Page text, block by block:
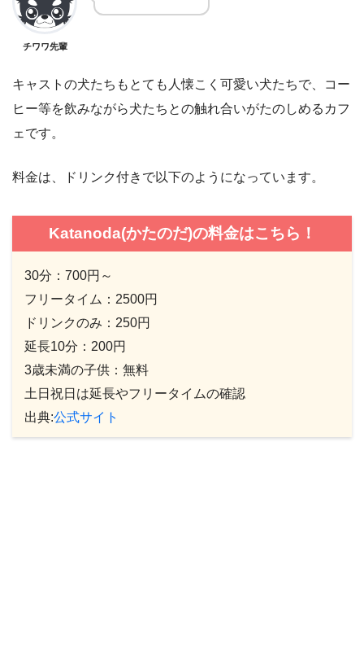
チワワ先輩
キャストの犬たちもとても人懐こく可愛い犬たちで、コー
ヒー等を飲みながら犬たちとの触れ合いがたのしめるカフ
ェです。
料金は、ドリンク付きで以下のようになっています。
Katanoda(かたのだ)の料金はこちら！
30分：700円～
フリータイム：2500円
ドリンクのみ：250円
延長10分：200円
3歳未満の子供：無料
土日祝日は延長やフリータイムの確認
出典:公式サイト